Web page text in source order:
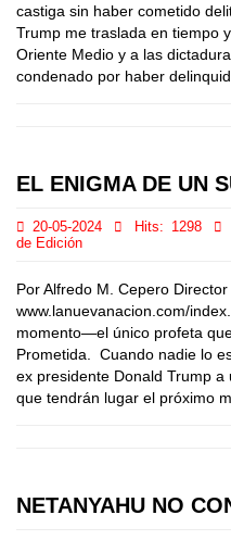
castiga sin haber cometido
Trump me traslada en tiempo
Oriente Medio y a las
condenado por haber
EL ENIGMA DE UN
20-05-2024 Hits: 1298
de Edición
Por Alfredo M. Cepero
www.lanuevanacion.com/
momento—el único profeta
Prometida. Cuando nadie lo
ex presidente Donald Trump
que tendrán lugar el próximo
NETANYAHU NO